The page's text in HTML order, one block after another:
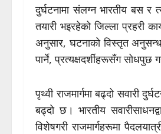
दुर्घटनामा संलग्न भारतीय बस र
तयारी भइरहेको जिल्ला प्रहरी
अनुसार, घटनाको विस्तृत
पार्ने, प्रत्यक्षदर्शीहरूसँग सोधपुछ
पृथ्वी राजमार्गमा बढ्दो सवारी
बढ्दो छ। भारतीय
विशेषगरी राजमार्गहरूमा